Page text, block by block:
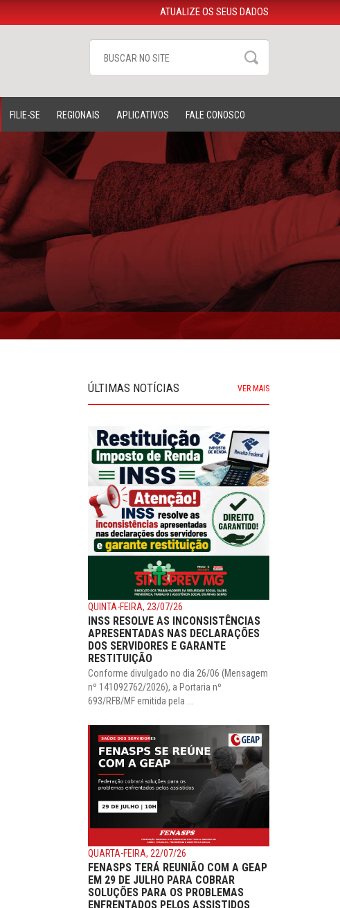
ATUALIZE OS SEUS DADOS
FILIE-SE REGIONAIS APLICATIVOS FALE CONOSCO
ÚLTIMAS NOTÍCIAS VER MAIS
QUINTA-FEIRA, 23/07/26
INSS RESOLVE AS INCONSISTÊNCIAS
APRESENTADAS NAS DECLARAÇÕES
DOS SERVIDORES E GARANTE
RESTITUIÇÃO
Conforme divulgado no dia 26/06 (Mensagem
nº 141092762/2026), a Portaria nº
693/RFB/MF emitida pela ...
QUARTA-FEIRA, 22/07/26
FENASPS TERÁ REUNIÃO COM A GEAP
EM 29 DE JULHO PARA COBRAR
SOLUÇÕES PARA OS PROBLEMAS
ENFRENTADOS PELOS ASSISTIDOS